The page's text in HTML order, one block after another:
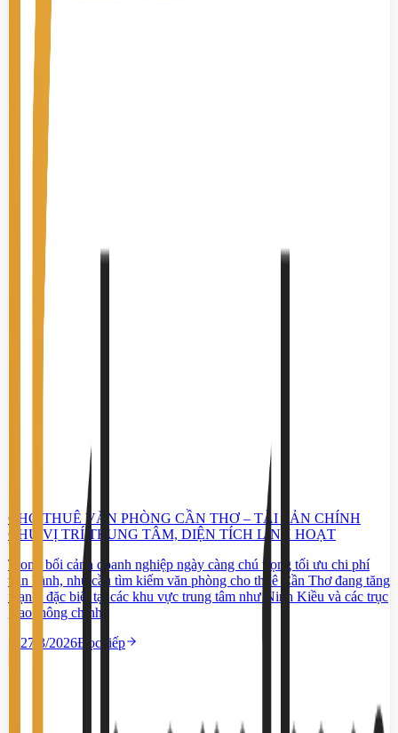
CHO THUÊ VĂN PHÒNG CẦN THƠ – TÀI SẢN CHÍNH
CHỦ VỊ TRÍ TRUNG TÂM, DIỆN TÍCH LINH HOẠT
Trong bối cảnh doanh nghiệp ngày càng chú trọng tối ưu chi phí
vận hành, nhu cầu tìm kiếm văn phòng cho thuê Cần Thơ đang tăng
mạnh, đặc biệt tại các khu vực trung tâm như Ninh Kiều và các trục
giao thông chính.
27/3/2026Đọc tiếp